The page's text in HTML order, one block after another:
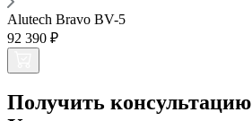
Alutech Bravo BV-5
92 390 ₽
Получить консультацию